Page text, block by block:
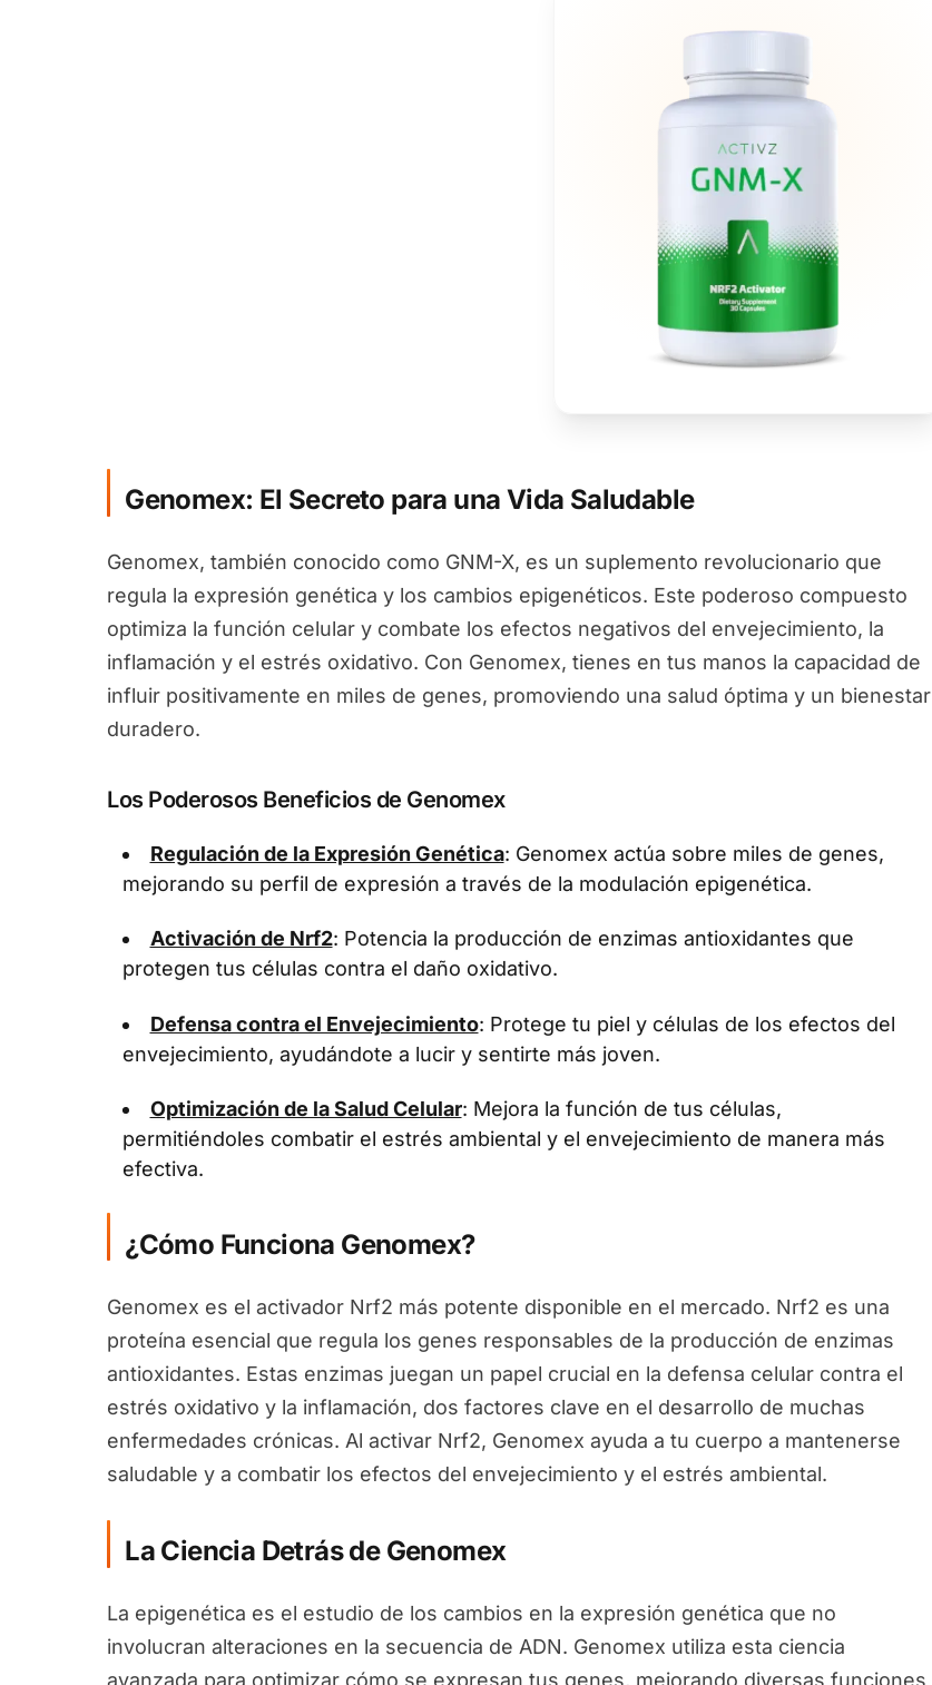
Genomex: El Secreto para una Vida Saludable
Genomex, también conocido como GNM-X, es un suplemento revolucionario que
regula la expresión genética y los cambios epigenéticos. Este poderoso compuesto
optimiza la función celular y combate los efectos negativos del envejecimiento, la
inflamación y el estrés oxidativo. Con Genomex, tienes en tus manos la capacidad de
influir positivamente en miles de genes, promoviendo una salud óptima y un bienestar
duradero.
Los Poderosos Beneficios de Genomex
Regulación de la Expresión Genética: Genomex actúa sobre miles de genes,
mejorando su perfil de expresión a través de la modulación epigenética.
Activación de Nrf2: Potencia la producción de enzimas antioxidantes que
protegen tus células contra el daño oxidativo.
Defensa contra el Envejecimiento: Protege tu piel y células de los efectos del
envejecimiento, ayudándote a lucir y sentirte más joven.
Optimización de la Salud Celular: Mejora la función de tus células,
permitiéndoles combatir el estrés ambiental y el envejecimiento de manera más
efectiva.
¿Cómo Funciona Genomex?
Genomex es el activador Nrf2 más potente disponible en el mercado. Nrf2 es una
proteína esencial que regula los genes responsables de la producción de enzimas
antioxidantes. Estas enzimas juegan un papel crucial en la defensa celular contra el
estrés oxidativo y la inflamación, dos factores clave en el desarrollo de muchas
enfermedades crónicas. Al activar Nrf2, Genomex ayuda a tu cuerpo a mantenerse
saludable y a combatir los efectos del envejecimiento y el estrés ambiental.
La Ciencia Detrás de Genomex
La epigenética es el estudio de los cambios en la expresión genética que no
involucran alteraciones en la secuencia de ADN. Genomex utiliza esta ciencia
avanzada para optimizar cómo se expresan tus genes, mejorando diversas funciones